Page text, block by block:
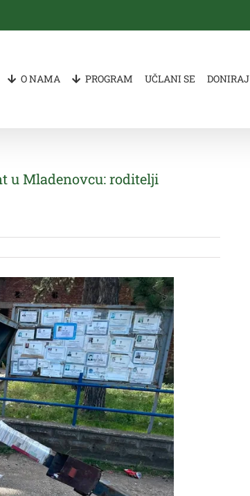
O NAMA PROGRAM UČLANI SE DONIRAJ
u Mladenovcu: roditelji